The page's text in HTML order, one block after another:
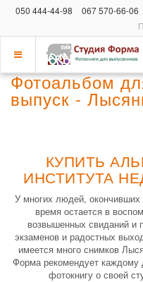
050 444-44-98 067 570-66-06
Показать
меню
Фотоальбом
выпуск -
КУПИТЬ
ИНСТИТУТА
У многих людей,
время остается в
возвышенных свиданий и
экзаменов и радостных
имеется много снимков
Форма рекомендует
фотокнигу о своей